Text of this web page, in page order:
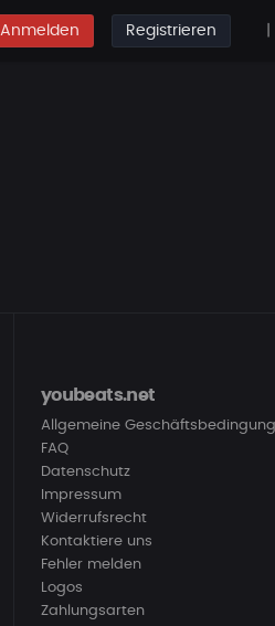
Anmelden Registrieren
youbeats.net
Allgemeine
FAQ
Datenschutz
Impressum
Widerrufsrecht
Kontaktiere uns
Fehler melden
Logos
Zahlungsarten